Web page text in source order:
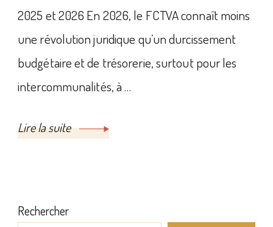
2025 et 2026 En 2026, le FCTVA connaît moins
une révolution juridique qu’un durcissement
budgétaire et de trésorerie, surtout pour les
intercommunalités, à …
Lire la suite
Rechercher